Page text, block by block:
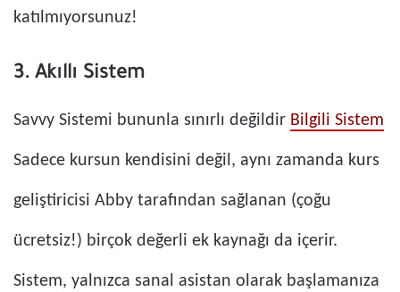
katılmıyorsunuz!
3. Akıllı Sistem
Savvy Sistemi bununla sınırlı değildir Bilgili Sistem
Sadece kursun kendisini değil, aynı zamanda kurs
geliştiricisi Abby tarafından sağlanan (çoğu
ücretsiz!) birçok değerli ek kaynağı da içerir.
Sistem, yalnızca sanal asistan olarak başlamanıza